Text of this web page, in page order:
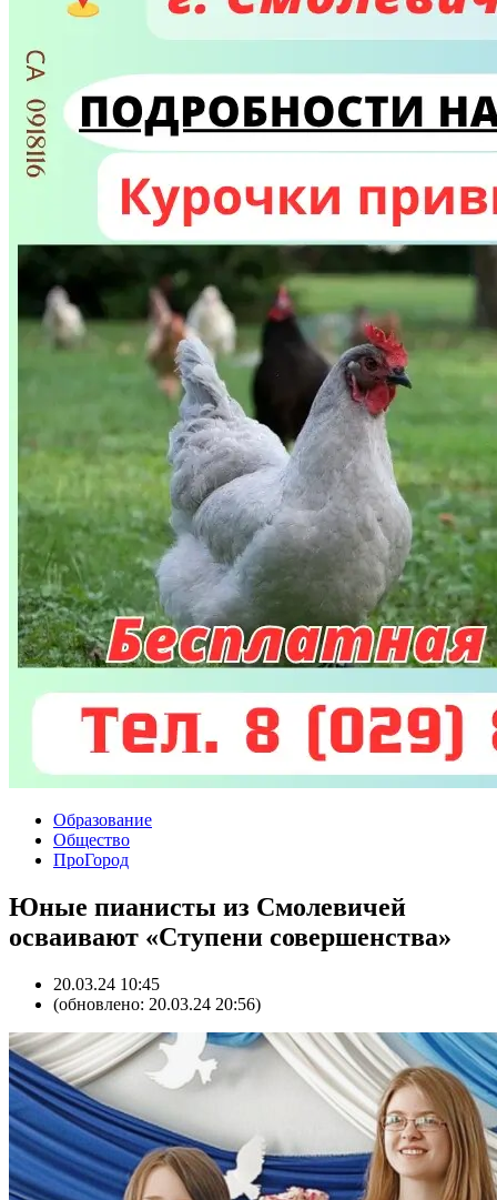
Образование
Общество
ПроГород
Юные пианисты из Смолевичей
осваивают «Ступени совершенства»
20.03.24 10:45
(обновлено: 20.03.24 20:56)